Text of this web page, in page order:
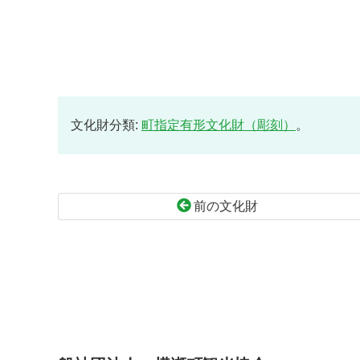
文化財分類: 町指定有形文化財（彫刻） 。
前の文化財